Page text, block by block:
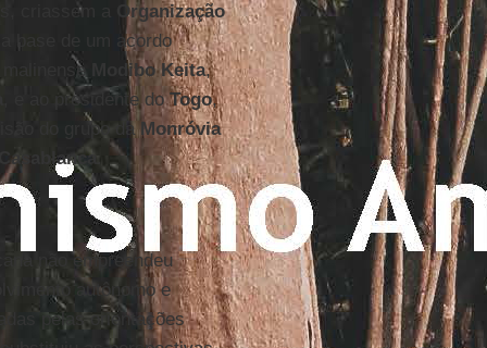
criassem a
Organização
base de um acordo
Modibo Keita,
, e ao presidente doTogo,
do grupo daMonróvia
Casablanca
não empreendeu
autônomo e
pelas orientações